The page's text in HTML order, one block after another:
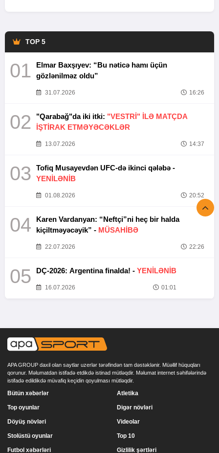
TOP 5
01
Elmar Baxşıyev: “Bu nəticə hamı üçün
gözlənilməz oldu”
31.07.2026 16:26
02 "Qarabağ"da iki itki: "VESTRİ" İLƏ MATÇDA
İŞTİRAK ETMƏYƏCƏKLƏR
13.07.2026 14:37
03
Tofiq Musayevdən UFC-də ikinci qələbə -
YENİLƏNİB
01.08.2026 20:52
04
Karen Vardanyan: “Neftçi”ni heç bir halda
kiçiltməyəcəyik” - MÜSAHİBƏ
22.07.2026 22:26
05 DÇ-2026: Argentina finalda! - YENİLƏNİB
16.07.2026 01:01
APA GROUP daxil olan saytlar uzerlər tərəfindən tam dəstəklənir. Müəllif hüquqları
qorunur. Məlumatdan istifadə etdikdə istinad mütləqdir. Məlumat internet səhifələrində
istifadə edildikdə müvafiq keçidin qoyulması mütləqdir.
Bütün xəbərlər
Top oyunlar
Döyüş növləri
Stolüstü oyunlar
Atletika
Digər növləri
Videolar
Top 10
Futbol xəbərləri Gizlilik şərtləri